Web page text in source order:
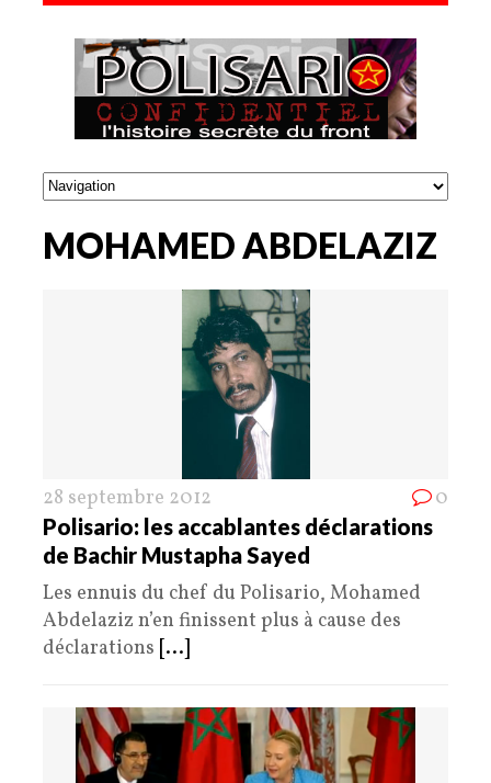
MOHAMED ABDELAZIZ
28 septembre 2012 0
Polisario: les accablantes déclarations
de Bachir Mustapha Sayed
Les ennuis du chef du Polisario, Mohamed
Abdelaziz n’en finissent plus à cause des
déclarations [...]